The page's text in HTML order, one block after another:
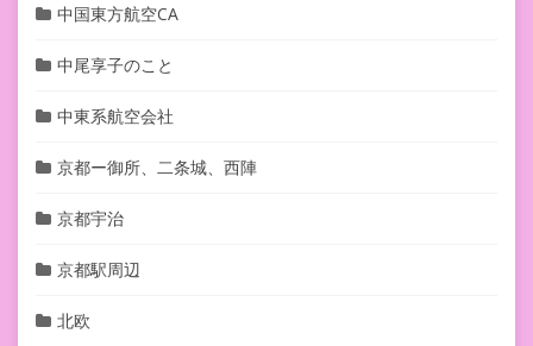
中国東方航空CA
中尾享子のこと
中東系航空会社
京都ー御所、二条城、西陣
京都宇治
京都駅周辺
北欧